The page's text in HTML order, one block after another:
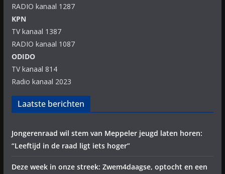
RADIO kanaal 1287
KPN
TV kanaal 1387
RADIO kanaal 1087
ODIDO
TV kanaal 814
Radio kanaal 2023
Laatste berichten
Jongerenraad wil stem van Meppeler jeugd laten horen:
“Leeftijd in de raad ligt iets hoger”
Deze week in onze streek: Zwem4daagse, optocht en een